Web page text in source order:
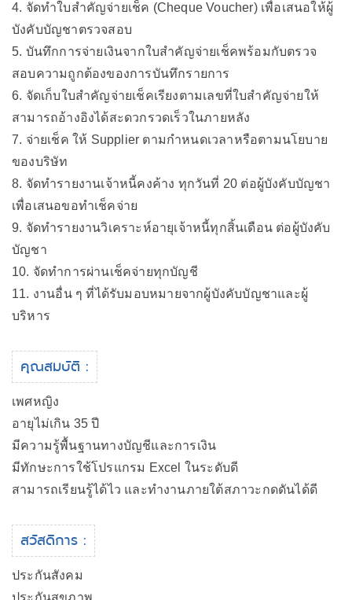
4. จัดทำใบสำคัญจ่ายเช็ค (Cheque Voucher) เพื่อเสนอให้ผู้
บังคับบัญชาตรวจสอบ
5. บันทึกการจ่ายเงินจากใบสำคัญจ่ายเช็คพร้อมกับตรวจ
สอบความถูกต้องของการบันทึกรายการ
6. จัดเก็บใบสำคัญจ่ายเช็คเรียงตามเลขที่ใบสำคัญจ่ายให้
สามารถอ้างอิงได้สะดวกรวดเร็วในภายหลัง
7. จ่ายเช็ค ให้ Supplier ตามกำหนดเวลาหรือตามนโยบาย
ของบริษัท
8. จัดทำรายงานเจ้าหนี้คงค้าง ทุกวันที่ 20 ต่อผู้บังคับบัญชา
เพื่อเสนอขอทำเช็คจ่าย
9. จัดทำรายงานวิเคราะห์อายุเจ้าหนี้ทุกสิ้นเดือน ต่อผู้บังคับ
บัญชา
10. จัดทำการผ่านเช็คจ่ายทุกบัญชี
11. งานอื่น ๆ ที่ได้รับมอบหมายจากผู้บังคับบัญชาและผู้
บริหาร
คุณสมบัติ :
เพศหญิง
อายุไม่เกิน 35 ปี
มีความรู้พื้นฐานทางบัญชีและการเงิน
มีทักษะการใช้โปรแกรม Excel ในระดับดี
สามารถเรียนรู้ได้ไว และทำงานภายใต้สภาวะกดดันได้ดี
สวัสดิการ :
ประกันสังคม
ประกันสุขภาพ